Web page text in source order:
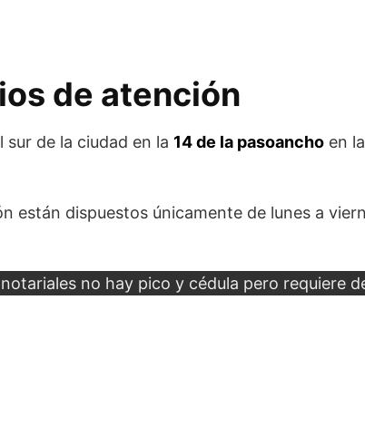
de atención
sur de la ciudad en la 14 de la pasoancho en
están dispuestos únicamente de lunes a
no hay pico y cédula pero requiere